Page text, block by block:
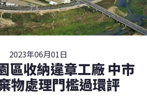
2023年06月01日
區收納違章工廠 中市
物處理門檻過環評